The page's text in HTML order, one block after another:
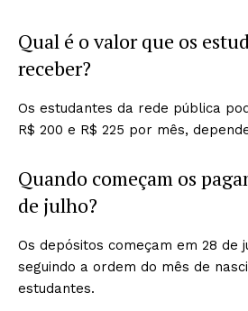
Qual é o valor que os
receber?
Os estudantes da rede pública
R$ 200 e R$ 225 por mês,
Quando começam os
de julho?
Os depósitos começam em 28 de
seguindo a ordem do mês de
estudantes.